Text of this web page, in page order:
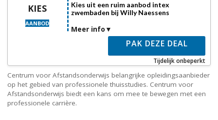
KIES
AANBOD
Kies uit een ruim aanbod intex
zwembaden bij Willy Naessens
Meer info
PAK DEZE DEAL
Tijdelijk onbeperkt
Centrum voor Afstandsonderwijs belangrijke opleidingsaanbieder
op het gebied van professionele thuisstudies. Centrum voor
Afstandsonderwijs biedt een kans om mee te bewegen met een
professionele carrière.